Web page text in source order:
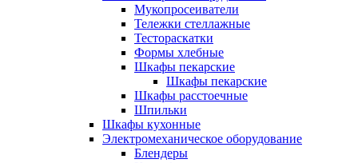
Мукопросеиватели
Тележки стеллажные
Тестораскатки
Формы хлебные
Шкафы пекарские
Шкафы пекарские
Шкафы расстоечные
Шпильки
Шкафы кухонные
Электромеханическое оборудование
Блендеры